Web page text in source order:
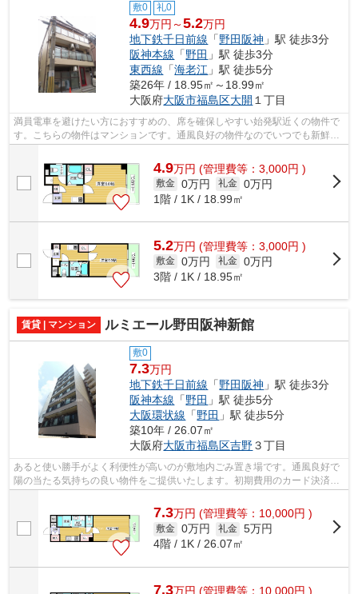
敷0 礼0
4.9万円～5.2万円
地下鉄千日前線 「野田阪神 」駅 徒歩3分
阪神本線 「野田 」駅 徒歩3分
東西線 「海老江 」駅 徒歩5分
築26年 / 18.95㎡～18.99㎡
大阪府大阪市福島区大開 １丁目
満員電車を避けたい方におすすめの、席を確保しやすい始発駅近くの物件で
す。こちらの物件はマンションです。通風良好の物件なのでいつでも新鮮な
4.9万円 (管理費等：3,000円 )
敷金 0万円 礼金 0万円
1階 / 1K / 18.99㎡
5.2万円 (管理費等：3,000円 )
敷金 0万円 礼金 0万円
3階 / 1K / 18.95㎡
賃貸 | マンション ルミエール野田阪神新館
敷0
7.3万円
地下鉄千日前線 「野田阪神 」駅 徒歩3分
阪神本線 「野田 」駅 徒歩5分
大阪環状線 「野田 」駅 徒歩5分
築10年 / 26.07㎡
大阪府大阪市福島区吉野３丁目
あると使い勝手がよく利便性が高いのが敷地内ごみ置き場です。通風良好で
陽の当たる気持ちの良い物件をご提供いたします。初期費用のカード決済が
できます。エレベーター付き物件です...
7.3万円 (管理費等：10,000円 )
敷金 0万円 礼金 5万円
4階 / 1K / 26.07㎡
7.3万円 (管理費等：10,000円 )